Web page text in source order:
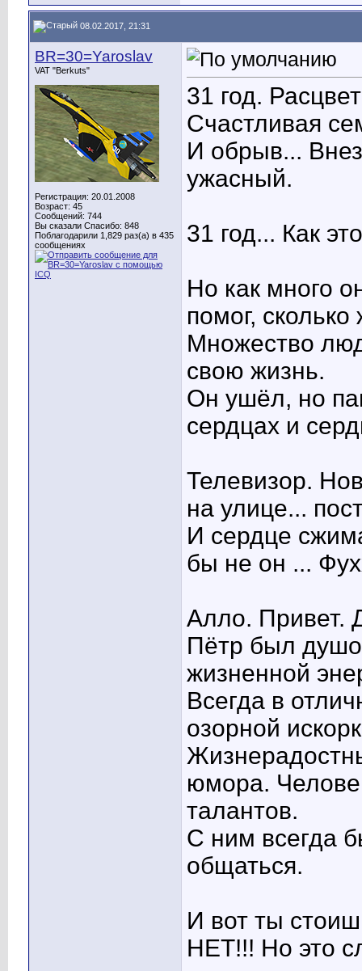
08.02.2017, 21:31
BR=30=Yaroslav
VAT "Berkuts"
Регистрация: 20.01.2008
Возраст: 45
Сообщений: 744
Вы сказали Спасибо: 848
Поблагодарили 1,829 раз(а) в 435
сообщениях
31 год.
Счастливая
И обрыв...
ужасный.
31 год... Как
Но как много
помог,
Множество
свою жизнь.
Он ушёл, но
сердцах и
Телевизор.
на улице...
И сердце
бы не он ...
Алло. Привет.
Пётр был
жизненной
Всегда в
озорной
юмора.
талантов.
С ним всегда
общаться.
И вот ты
НЕТ!!! Но это